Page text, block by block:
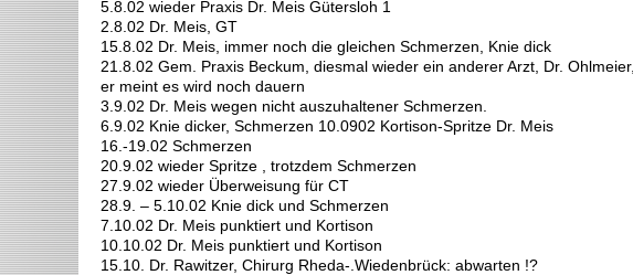
5.8.02 wieder Praxis Dr. Meis Gütersloh 1
2.8.02 Dr. Meis, GT
15.8.02 Dr. Meis, immer noch die gleichen Schmerzen, Knie dick
21.8.02 Gem. Praxis Beckum, diesmal wieder ein anderer Arzt, Dr. Ohlmeier,
er meint es wird noch dauern
3.9.02 Dr. Meis wegen nicht auszuhaltener Schmerzen.
6.9.02 Knie dicker, Schmerzen 10.0902 Kortison-Spritze Dr. Meis
16.-19.02 Schmerzen
20.9.02 wieder Spritze , trotzdem Schmerzen
27.9.02 wieder Überweisung für CT
28.9. – 5.10.02 Knie dick und Schmerzen
7.10.02 Dr. Meis punktiert und Kortison
10.10.02 Dr. Meis punktiert und Kortison
15.10. Dr. Rawitzer, Chirurg Rheda-.Wiedenbrück: abwarten !?